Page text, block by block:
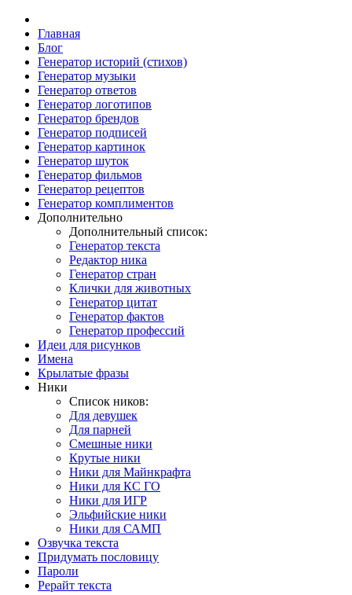
Главная
Блог
Генератор историй (стихов)
Генератор музыки
Генератор ответов
Генератор логотипов
Генератор брендов
Генератор подписей
Генератор картинок
Генератор шуток
Генератор фильмов
Генератор рецептов
Генератор комплиментов
Дополнительно
Дополнительный список:
Генератор текста
Редактор ника
Генератор стран
Клички для животных
Генератор цитат
Генератор фактов
Генератор профессий
Идеи для рисунков
Имена
Крылатые фразы
Ники
Список ников:
Для девушек
Для парней
Смешные ники
Крутые ники
Ники для Майнкрафта
Ники для КС ГО
Ники для ИГР
Эльфийские ники
Ники для САМП
Озвучка текста
Придумать пословицу
Пароли
Рерайт текста